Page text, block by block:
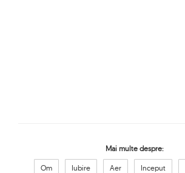
Mai multe despre:
Om Iubire Aer Inceput